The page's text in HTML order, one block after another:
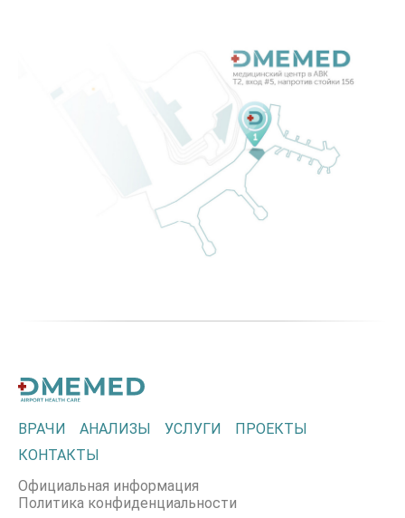
ВРАЧИ АНАЛИЗЫ УСЛУГИ
ПРОЕКТЫ
КОНТАКТЫ
Официальная информация
Политика конфиденциальности